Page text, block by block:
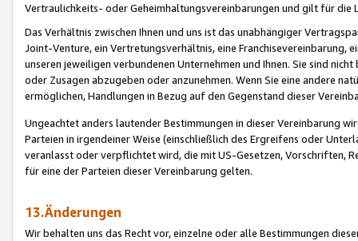
Vertraulichkeits- oder Geheimhaltungsvereinbarungen und gilt für die
Das Verhältnis zwischen Ihnen und uns ist das unabhängiger
Joint-Venture, ein Vertretungsverhältnis, eine Franchisevereinbarung,
unseren jeweiligen verbundenen Unternehmen und Ihnen. Sie sind
oder Zusagen abzugeben oder anzunehmen. Wenn Sie eine andere
ermöglichen, Handlungen in Bezug auf den Gegenstand dieser
Ungeachtet anders lautender Bestimmungen in dieser Vereinbarung
Parteien in irgendeiner Weise (einschließlich des Ergreifens oder
veranlasst oder verpflichtet wird, die mit US-Gesetzen, Vorschriften,
für eine der Parteien dieser Vereinbarung gelten.
13.Änderungen
Wir behalten uns das Recht vor, einzelne oder alle Bestimmungen